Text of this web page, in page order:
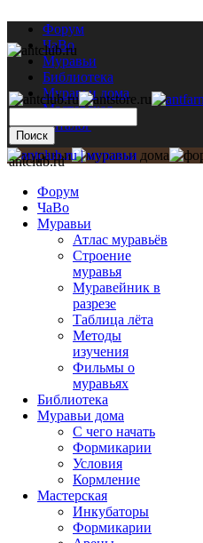
Форум
ЧаВо
Муравьи
Библиотека
Муравьи дома
Мастерская
Каталог
antclub.ru
Форум
ЧаВо
Муравьи
Атлас муравьёв
Строение
муравья
Муравейник в
разрезе
Таблица лёта
Методы
изучения
Фильмы о
муравьях
Библиотека
Муравьи дома
С чего начать
Формикарии
Условия
Кормление
Мастерская
Инкубаторы
Формикарии